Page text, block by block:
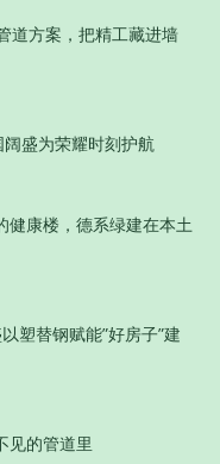
道方案，把精工藏进墙
盛为荣耀时刻护航
健康楼，德系绿建在本土
塑替钢赋能”好房子”建
见的管道里